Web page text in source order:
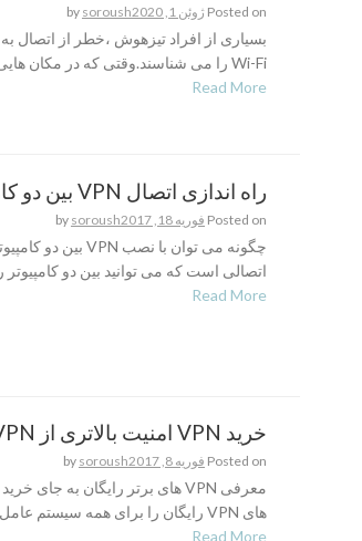
Posted on ژوئن 1, 2020 by soroush
بسیاری از افراد تیزهوش ،خطر از اتصال
Wi-Fi را می شناسند.وقتی که در مکان هایی وا �...
Read More
راه اندازی اتصال VPN بین دو کامپیوتر
Posted on فوریه 18, 2017 by soroush
اتصالی است که می توانید بین دو کامپیوتر
Read More
خرید VPN امنیت بالاتری از VPN رایگان ارائه می دهند
Posted on فوریه 8, 2017 by soroush
های VPN رایگان را برای همه سیستم عامل ها به ارم...
Read More